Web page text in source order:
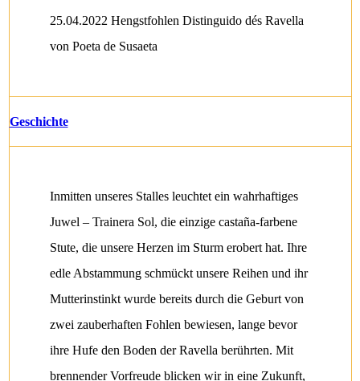
25.04.2022 Hengstfohlen Distinguido dés Ravella
von Poeta de Susaeta
Geschichte
Inmitten unseres Stalles leuchtet ein wahrhaftiges
Juwel – Trainera Sol, die einzige castaña-farbene
Stute, die unsere Herzen im Sturm erobert hat. Ihre
edle Abstammung schmückt unsere Reihen und ihr
Mutterinstinkt wurde bereits durch die Geburt von
zwei zauberhaften Fohlen bewiesen, lange bevor
ihre Hufe den Boden der Ravella berührten. Mit
brennender Vorfreude blicken wir in eine Zukunft,